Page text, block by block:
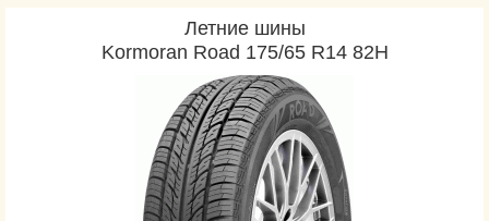
Летние шины
Kormoran Road 175/65 R14 82H